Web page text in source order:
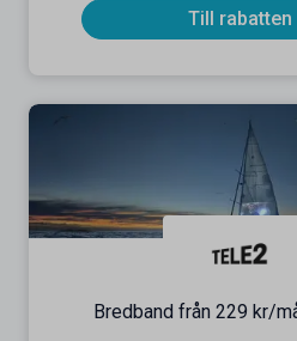
Till rabatten
Bredband från 229 kr/